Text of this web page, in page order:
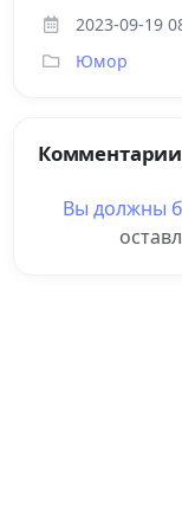
2023-09-19
Юмор
Вы должны